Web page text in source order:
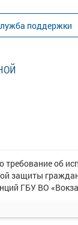
поддержки
требование об
защиты
ГБУ ВО